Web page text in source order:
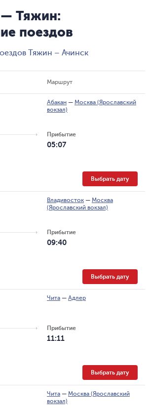
— Тяжин:
поездов
Тяжин – Ачинск
Маршрут
Абакан — Москва (Ярославский
вокзал)
Прибытие
05:07
Выбрать дату
Владивосток — Москва
(Ярославский вокзал)
Прибытие
09:40
Выбрать дату
Чита — Адлер
Прибытие
11:11
Выбрать дату
Чита — Москва (Ярославский
вокзал)